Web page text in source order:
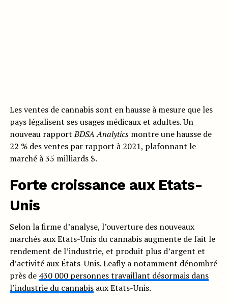
Les ventes de cannabis sont en hausse à mesure que les
pays légalisent ses usages médicaux et adultes. Un
nouveau rapportBDSA Analyticsmontre une hausse de
22 % des ventes par rapport à 2021, plafonnant le
marché à 35 milliards $.
Forte croissance aux Etats-
Unis
Selon la firme d’analyse, l’ouverture des nouveaux
marchés aux Etats-Unis du cannabis augmente de fait le
rendement de l’industrie, et produit plus d’argent et
d’activité aux États-Unis. Leafly a notamment dénombré
près de 430 000 personnes travaillant désormais dans
l’industrie du cannabisaux Etats-Unis.